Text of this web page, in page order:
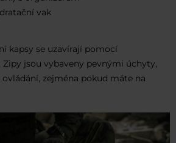
vak
kapsy se uzavírají pomocí
. Zipy jsou vybaveny pevnými úchyty,
zejména pokud máte na